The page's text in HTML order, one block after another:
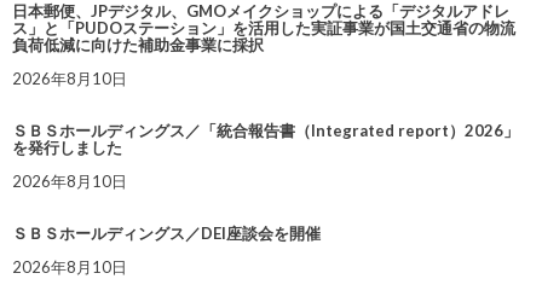
日本郵便、JPデジタル、GMOメイクショップによる「デジタルアドレ
ス」と「PUDOステーション」を活用した実証事業が国土交通省の物流
負荷低減に向けた補助金事業に採択
2026年8月10日
ＳＢＳホールディングス／「統合報告書（Integrated report）2026」
を発行しました
2026年8月10日
ＳＢＳホールディングス／DEI座談会を開催
2026年8月10日